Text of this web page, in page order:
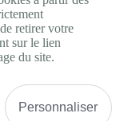
à 18h.
retirer votre
sur le lien
du site.
Personnaliser